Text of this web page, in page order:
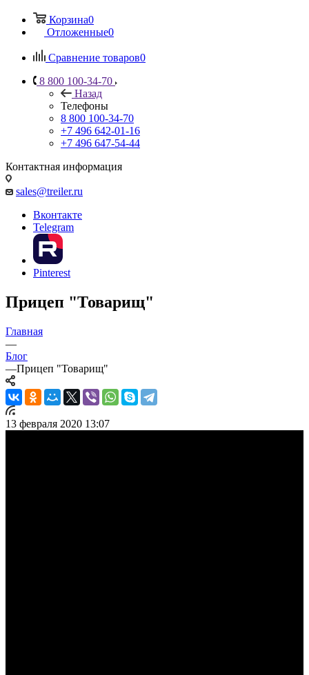
Корзина0
Отложенные0
Сравнение товаров0
8 800 100-34-70
Назад
Телефоны
8 800 100-34-70
+7 496 642-01-16
+7 496 647-54-44
Контактная информация
sales@treiler.ru
Вконтакте
Telegram
Pinterest
Прицеп "Товарищ"
Главная
—
Блог
—Прицеп "Товарищ"
13 февраля 2020 13:07